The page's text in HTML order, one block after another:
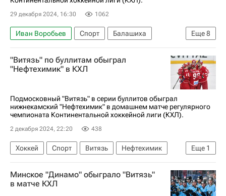
29 декабря 2024, 16:30 1062
Еще8
Иван Воробьев Спорт
Балашиха
Адам Ружичка
Андрей Локтионов
Витязь
ХК Спартак (Москва)
Горди Хоу
"Витязь" по буллитам обыграл
"Нефтехимик" в КХЛ
Подмосковный "Витязь" в серии буллитов обыграл
нижнекамский "Нефтехимик" в домашнем матче регулярного
чемпионата Континентальной хоккейной лиги (КХЛ).
2 декабря 2024, 22:20 438
Еще 1
Хоккей Спорт Витязь
Нефтехимик
КХЛ 2025-2026
Минское "Динамо" обыграло "Витязь"
в матче КХЛ